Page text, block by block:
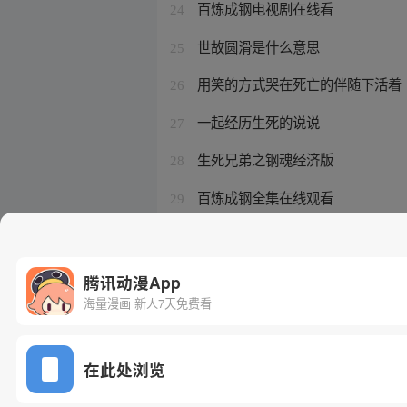
24 百炼成钢电视剧在线看
25 世故圆滑是什么意思
26 用笑的方式哭在死亡的伴随下活着
27 一起经历生死的说说
28 生死兄弟之钢魂经济版
29 百炼成钢全集在线观看
腾讯动漫App
海量漫画 新人7天免费看
在此处浏览